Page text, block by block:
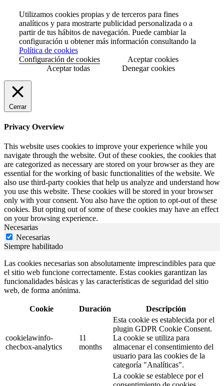
Utilizamos cookies propias y de terceros para fines
analíticos y para mostrarte publicidad personalizada o a
partir de tus hábitos de navegación. Puede cambiar la
configuración u obtener más información consultando la
Política de cookies
Configuración de cookies
Aceptar cookies
Aceptar todas
Denegar cookies
Cerrar
Privacy Overview
This website uses cookies to improve your experience while you
navigate through the website. Out of these cookies, the cookies that
are categorized as necessary are stored on your browser as they are
essential for the working of basic functionalities of the website. We
also use third-party cookies that help us analyze and understand how
you use this website. These cookies will be stored in your browser
only with your consent. You also have the option to opt-out of these
cookies. But opting out of some of these cookies may have an effect
on your browsing experience.
Necesarias
Necesarias
Siempre habilitado
Las cookies necesarias son absolutamente imprescindibles para que
el sitio web funcione correctamente. Estas cookies garantizan las
funcionalidades básicas y las características de seguridad del sitio
web, de forma anónima.
Cookie Duración Descripción
cookielawinfo-
checbox-analytics
11
months
Esta cookie es establecida por el
plugin GDPR Cookie Consent.
La cookie se utiliza para
almacenar el consentimiento del
usuario para las cookies de la
categoría "Analíticas".
La cookie se establece por el